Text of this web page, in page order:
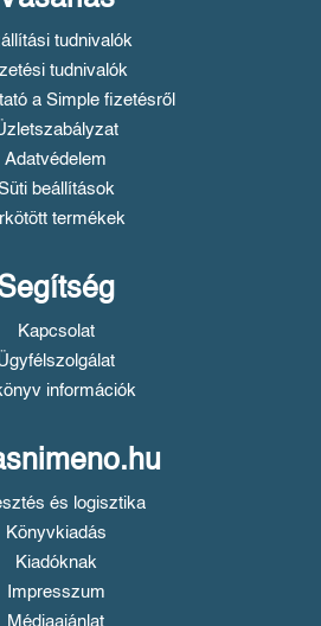
tudnivalók
tudnivalók
a Simple fizetésről
Adatvédelem
beállítások
termékek
Kapcsolat
információk
és logisztika
Könyvkiadás
Kiadóknak
Impresszum
Médiaajánlat